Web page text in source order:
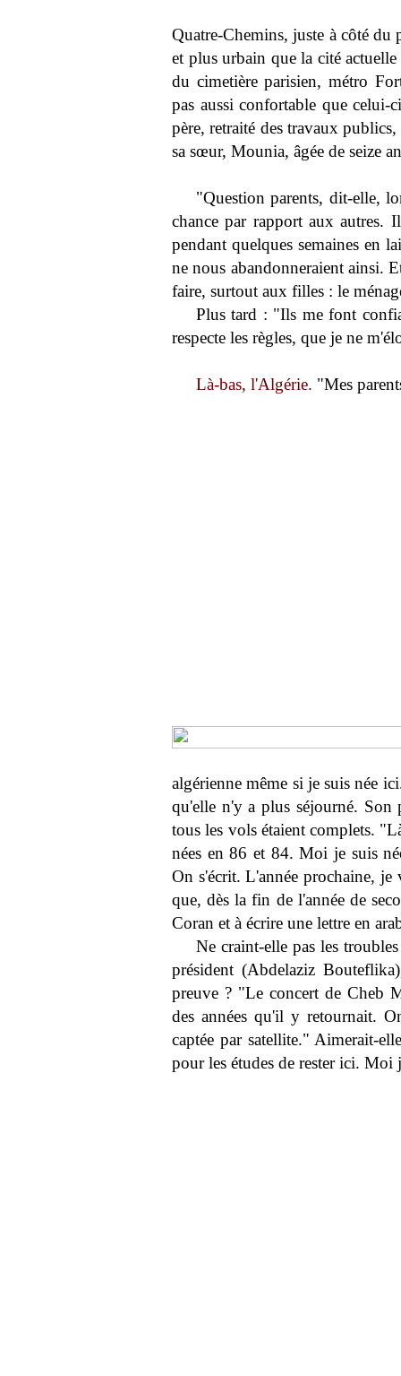
Quatre-Chemins, juste à côté
et plus urbain que la cité
du cimetière parisien, métro
pas aussi confortable que
père, retraité des travaux
sa sœur, Mounia, âgée de seize
"Question parents, dit-elle,
chance par rapport aux
pendant quelques semaines en
ne nous abandonneraient ainsi.
faire, surtout aux filles : le
Plus tard : "Ils me font
respecte les règles, que je ne
Là-bas, l'Algérie. "Mes
algérienne même si je suis née
qu'elle n'y a plus séjourné. Son
tous les vols étaient complets.
nées en 86 et 84. Moi je suis
On s'écrit. L'année prochaine, je
que, dès la fin de l'année de
Coran et à écrire une lettre en
Ne craint-elle pas les
président (Abdelaziz
preuve ? "Le concert de Cheb
des années qu'il y retournait.
captée par satellite." Aimerait-
pour les études de rester ici.